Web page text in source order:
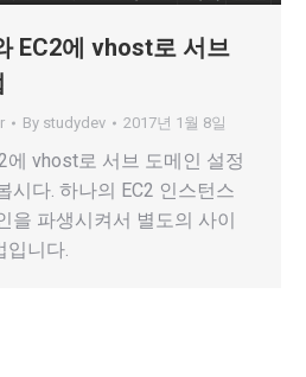
EC2에 vhost로 서브
By studydev 2017년 1월 8일
에 vhost로 서브 도메인 설정
시다. 하나의 EC2 인스턴스
을 파생시켜서 별도의 사이
입니다.